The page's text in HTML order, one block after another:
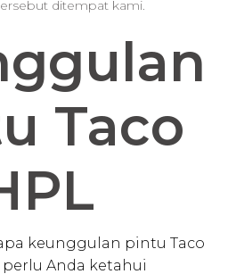
ditempat kami.
Taco
keunggulan pintu Taco
perlu Anda ketahui